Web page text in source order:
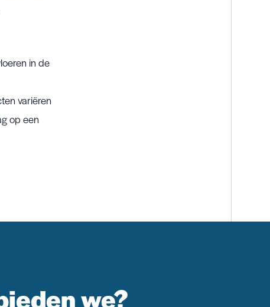
in de
variëren
op een
we?